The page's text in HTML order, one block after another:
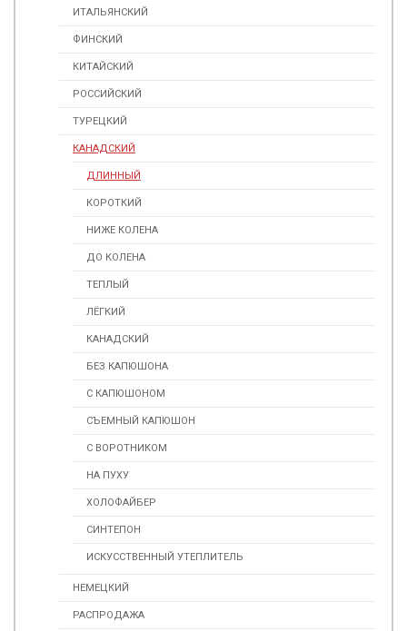
ИТАЛЬЯНСКИЙ
ФИНСКИЙ
КИТАЙСКИЙ
РОССИЙСКИЙ
ТУРЕЦКИЙ
КАНАДСКИЙ
ДЛИННЫЙ
КОРОТКИЙ
НИЖЕ КОЛЕНА
ДО КОЛЕНА
ТЕПЛЫЙ
ЛЁГКИЙ
КАНАДСКИЙ
БЕЗ КАПЮШОНА
С КАПЮШОНОМ
СЪЕМНЫЙ КАПЮШОН
С ВОРОТНИКОМ
НА ПУХУ
ХОЛОФАЙБЕР
СИНТЕПОН
ИСКУССТВЕННЫЙ УТЕПЛИТЕЛЬ
НЕМЕЦКИЙ
РАСПРОДАЖА